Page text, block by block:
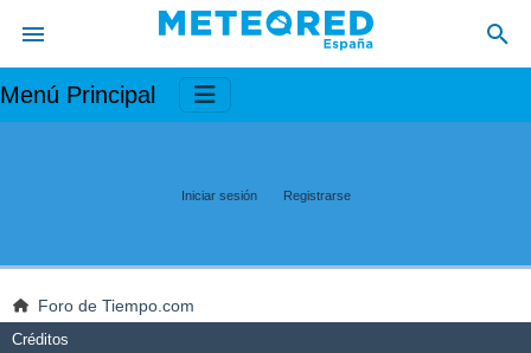
Menú Principal
Iniciar sesión Registrarse
Foro de Tiempo.com
Créditos